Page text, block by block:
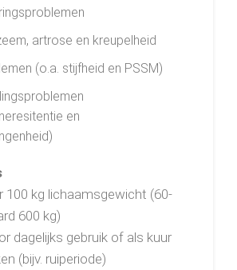
artrose en kreupelheid
(o.a. stijfheid en PSSM)
en
100 kg lichaamsgewicht (60-
600 kg)
dagelijks gebruik of als kuur
(bijv. ruiperiode)